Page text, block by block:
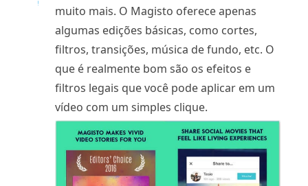
muito mais. O Magisto oferece apenas
algumas edições básicas, como cortes,
filtros, transições, música de fundo, etc. O
que é realmente bom são os efeitos e
filtros legais que você pode aplicar em um
vídeo com um simples clique.